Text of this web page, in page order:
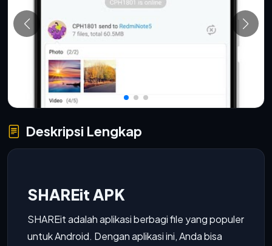
Deskripsi Lengkap
SHAREit APK
SHAREit adalah aplikasi berbagi file yang populer
untuk Android. Dengan aplikasi ini, Anda bisa